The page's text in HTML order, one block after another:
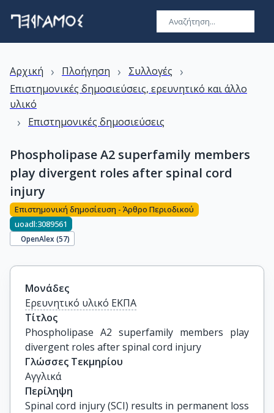
Αρχική › Πλοήγηση › Συλλογές ›
Επιστημονικές δημοσιεύσεις, ερευνητικό και άλλο
υλικό
› Επιστημονικές δημοσιεύσεις
Phospholipase A2 superfamily members
play divergent roles after spinal cord
injury
Επιστημονική δημοσίευση - Άρθρο Περιοδικού
uoadl:3089561
OpenAlex (57)
Μονάδες
Ερευνητικό υλικό ΕΚΠΑ
Τίτλος
Phospholipase A2 superfamily members play
divergent roles after spinal cord injury
Γλώσσες Τεκμηρίου
Αγγλικά
Περίληψη
Spinal cord injury (SCI) results in permanent loss